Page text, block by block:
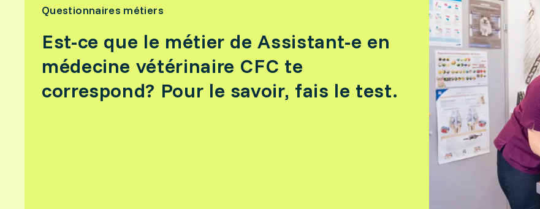
Questionnaires métiers
Est-ce que le métier de Assistant-e en
médecine vétérinaire CFC te
correspond? Pour le savoir, fais le test.